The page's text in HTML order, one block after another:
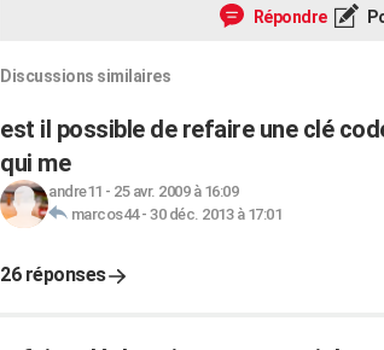
Répondre
Discussions similaires
est il possible de refaire une clé
qui me
andre11 - 25 avr. 2009 à 16:09
marcos44- 30 déc. 2013 à 17:01
26 réponses